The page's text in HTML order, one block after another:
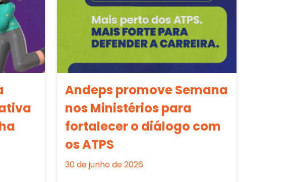
Andeps promove Semana
nos Ministérios para
fortalecer o diálogo com
os ATPS
30 de junho de 2026